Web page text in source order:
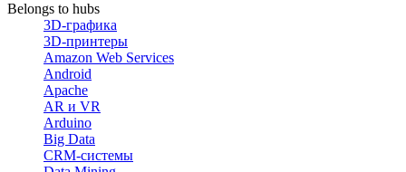
Belongs to hubs
3D-графика
3D-принтеры
Amazon Web Services
Android
Apache
AR и VR
Arduino
Big Data
CRM-системы